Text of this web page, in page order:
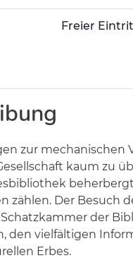
Freier
zur mechanischen
kaum zu
zählen. Der Besuch
der
den vielfältigen
Erbes.